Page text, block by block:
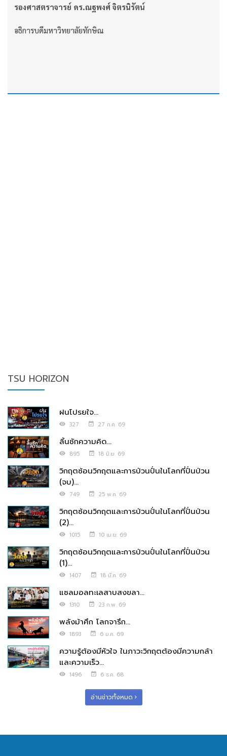
รองศาสตราจารย์ ดร.ณฐพงศ์ จิตรนิรัตน์
อธิการบดีมหาวิทยาลัยทักษิณ
TSU HORIZON
ฝนโปรยใจ...
327 27 ก.ค. 69
ลิ้นชักความคิด...
895 18 มิ.ย. 69
วิกฤตซ้อนวิกฤตและการป่วนปั่นในโลกที่ปั่นป่วน
(จบ)...
749 25 พ.ค. 69
วิกฤตซ้อนวิกฤตและการป่วนปั่นในโลกที่ปั่นป่วน
(2)...
1015 10 เม.ย. 69
วิกฤตซ้อนวิกฤตและการป่วนปั่นในโลกที่ปั่นป่วน
(1)...
1407 18 มี.ค. 69
แซลมอลทะเลสาบสงขลา...
1310 23 ก.พ. 69
พลังม้าศึก โลกจารึก...
1893 6 ม.ค. 69
ความรู้ต้องมีหัวใจ ในภาวะวิกฤตต้องมีความกล้า
และความเร็ว...
1496 6 ธ.ค. 68
อ่านข่าวทั้งหมด